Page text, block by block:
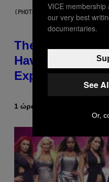
(PHOTO BY JO HALE/GETTY
The Entire
Having a
Explained in
1 ώρα πριν
VICE membership
our very best
documentaries.
See
Or,